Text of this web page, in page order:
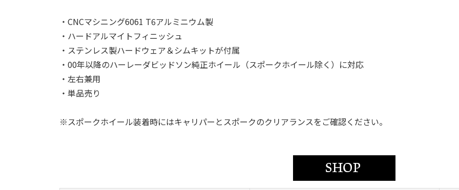
・CNCマシニング6061 T6アルミニウム製
・ハードアルマイトフィニッシュ
・ステンレス製ハードウェア＆シムキットが付属
・00年以降のハーレーダビッドソン純正ホイール（スポークホイール除く）に対応
・左右兼用
・単品売り
※スポークホイール装着時にはキャリパーとスポークのクリアランスをご確認ください。